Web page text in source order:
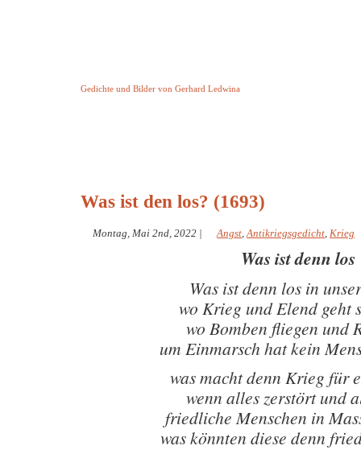
Gedichte und Bilder von Gerhard Ledwina
Was ist den los? (1693)
Montag, Mai 2nd, 2022 | Angst,Antikriegsgedicht, Krieg
Was ist denn los
Was ist denn los in
wo Krieg und Elend geht
wo Bomben fliegen und
um Einmarsch hat kein
was macht denn Krieg für
wenn alles zerstört und
friedliche Menschen in
was könnten diese denn